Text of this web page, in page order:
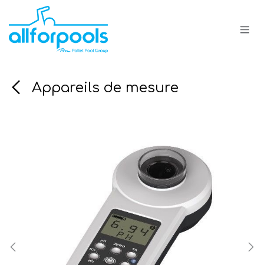
Se rendre au contenu
Appareils de mesure